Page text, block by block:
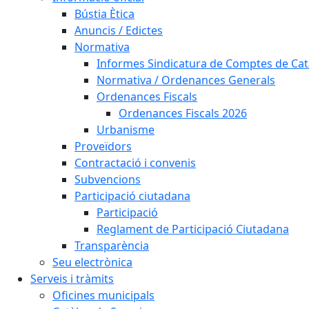
Bústia Ètica
Anuncis / Edictes
Normativa
Informes Sindicatura de Comptes de
Normativa / Ordenances Generals
Ordenances Fiscals
Ordenances Fiscals 2026
Urbanisme
Proveïdors
Contractació i convenis
Subvencions
Participació ciutadana
Participació
Reglament de Participació Ciutadana
Transparència
Seu electrònica
Serveis i tràmits
Oficines municipals